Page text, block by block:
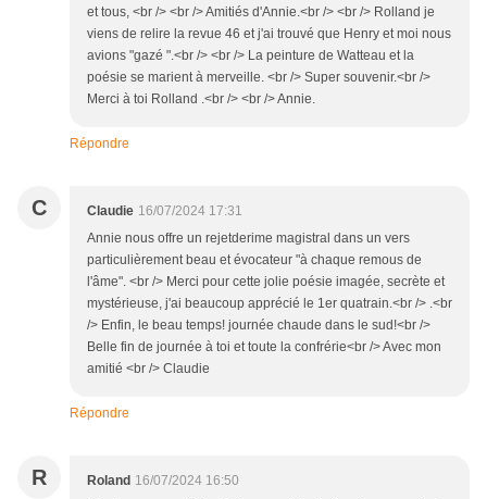
et tous, <br /> <br /> Amitiés d'Annie.<br /> <br /> Rolland je
viens de relire la revue 46 et j'ai trouvé que Henry et moi nous
avions "gazé ".<br /> <br /> La peinture de Watteau et la
poésie se marient à merveille. <br /> Super souvenir.<br />
Merci à toi Rolland .<br /> <br /> Annie.
Répondre
C Claudie 16/07/2024 17:31
Annie nous offre un rejetderime magistral dans un vers
particulièrement beau et évocateur "à chaque remous de
l'âme". <br /> Merci pour cette jolie poésie imagée, secrète et
mystérieuse, j'ai beaucoup apprécié le 1er quatrain.<br /> .<br
/> Enfin, le beau temps! journée chaude dans le sud!<br />
Belle fin de journée à toi et toute la confrérie<br /> Avec mon
amitié <br /> Claudie
Répondre
R Roland 16/07/2024 16:50